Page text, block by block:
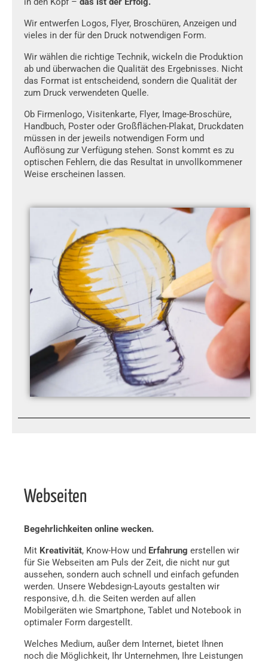
Wir entwerfen Logos, Flyer, Broschüren, Anzeigen und
vieles in der für den Druck notwendigen Form.
Wir wählen die richtige Technik, wickeln die Produktion
ab und überwachen die Qualität des Ergebnisses. Nicht
das Format ist entscheidend, sondern die Qualität der
zum Druck verwendeten Quelle.
Ob Firmenlogo, Visitenkarte, Flyer, Image-Broschüre,
Handbuch, Poster oder Großflächen-Plakat, Druckdaten
müssen in der jeweils notwendigen Form und
Auflösung zur Verfügung stehen. Sonst kommt es zu
optischen Fehlern, die das Resultat in unvollkommener
Weise erscheinen lassen.
Webseiten
Begehrlichkeiten online wecken.
Mit Kreativität, Know-How und Erfahrung erstellen wir
für Sie Webseiten am Puls der Zeit, die nicht nur gut
aussehen, sondern auch schnell und einfach gefunden
werden. Unsere Webdesign-Layouts gestalten wir
responsive, d.h. die Seiten werden auf allen
Mobilgeräten wie Smartphone, Tablet und Notebook in
optimaler Form dargestellt.
Welches Medium, außer dem Internet, bietet Ihnen
noch die Möglichkeit, Ihr Unternehmen, Ihre Leistungen